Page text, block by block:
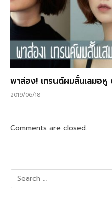
พาส่อง! เทรนด์ผมสั้นเสมอหู
2019/06/18
Comments are closed.